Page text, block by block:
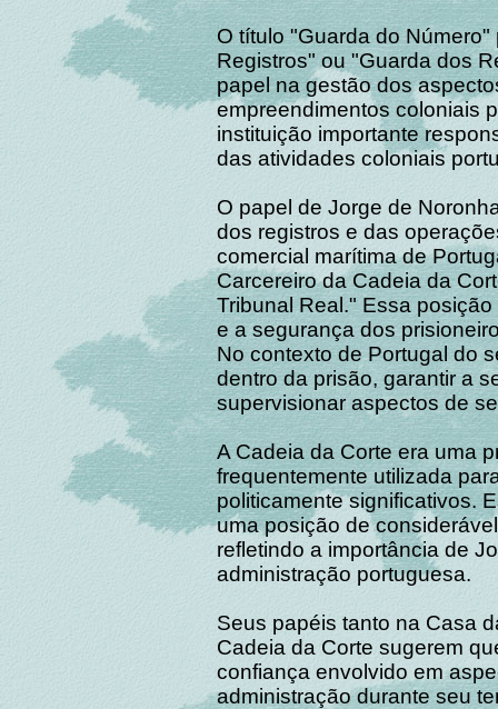
O título "Guarda do
Registros" ou "Guarda dos
papel na gestão dos
empreendimentos coloniais
instituição importante
das atividades coloniais
O papel de Jorge de
dos registros e das
comercial marítima de
Carcereiro da Cadeia da
Tribunal Real." Essa
e a segurança dos
No contexto de Portugal do
dentro da prisão, garantir a
supervisionar aspectos de
A Cadeia da Corte era uma
frequentemente utilizada
politicamente significativos.
uma posição de
refletindo a importância de
administração portuguesa.
Seus papéis tanto na Casa
Cadeia da Corte sugerem
confiança envolvido em
administração durante seu